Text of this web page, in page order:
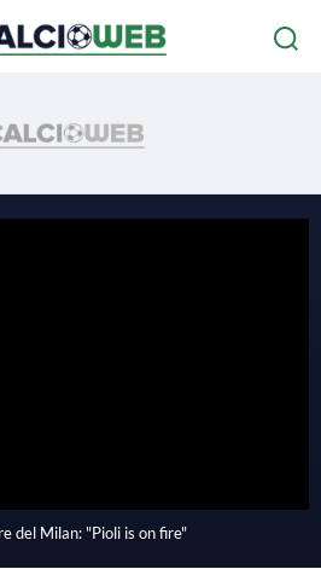
a
del Milan: "Pioli is on fire"